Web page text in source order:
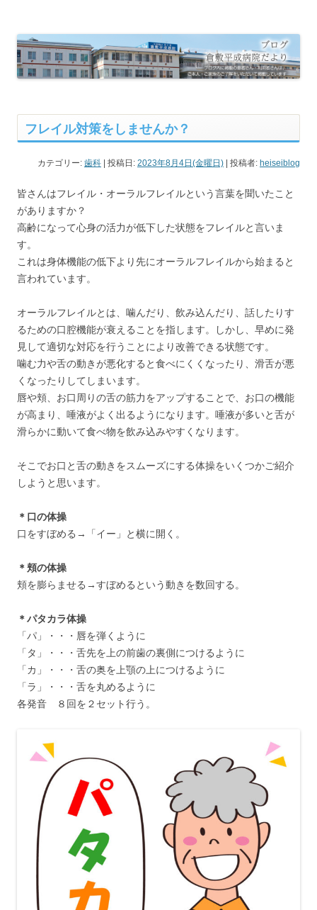
フレイル対策をしませんか？
カテゴリー: 歯科 | 投稿日: 2023年8月4日(金曜日) | 投稿者: heiseiblog
皆さんはフレイル・オーラルフレイルという言葉を聞いたこと
がありますか？
高齢になって心身の活力が低下した状態をフレイルと言いま
す。
これは身体機能の低下より先にオーラルフレイルから始まると
言われています。
オーラルフレイルとは、噛んだり、飲み込んだり、話したりす
るための口腔機能が衰えることを指します。しかし、早めに発
見して適切な対応を行うことにより改善できる状態です。
噛む力や舌の動きが悪化すると食べにくくなったり、滑舌が悪
くなったりしてしまいます。
唇や頬、お口周りの舌の筋力をアップすることで、お口の機能
が高まり、唾液がよく出るようになります。唾液が多いと舌が
滑らかに動いて食べ物を飲み込みやすくなります。
そこでお口と舌の動きをスムーズにする体操をいくつかご紹介
しようと思います。
＊口の体操
口をすぼめる→「イー」と横に開く。
＊頬の体操
頬を膨らませる→すぼめるという動きを数回する。
＊パタカラ体操
「パ」・・・唇を弾くように
「タ」・・・舌先を上の前歯の裏側につけるように
「カ」・・・舌の奥を上顎の上につけるように
「ラ」・・・舌を丸めるように
各発音 ８回を２セット行う。